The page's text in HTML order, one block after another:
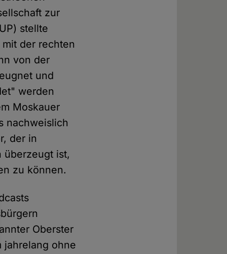
zur
stellte
der rechten
von der
und
werden
Moskauer
nachweislich
der in
überzeugt ist,
zu können.
Oberster
jahrelang ohne